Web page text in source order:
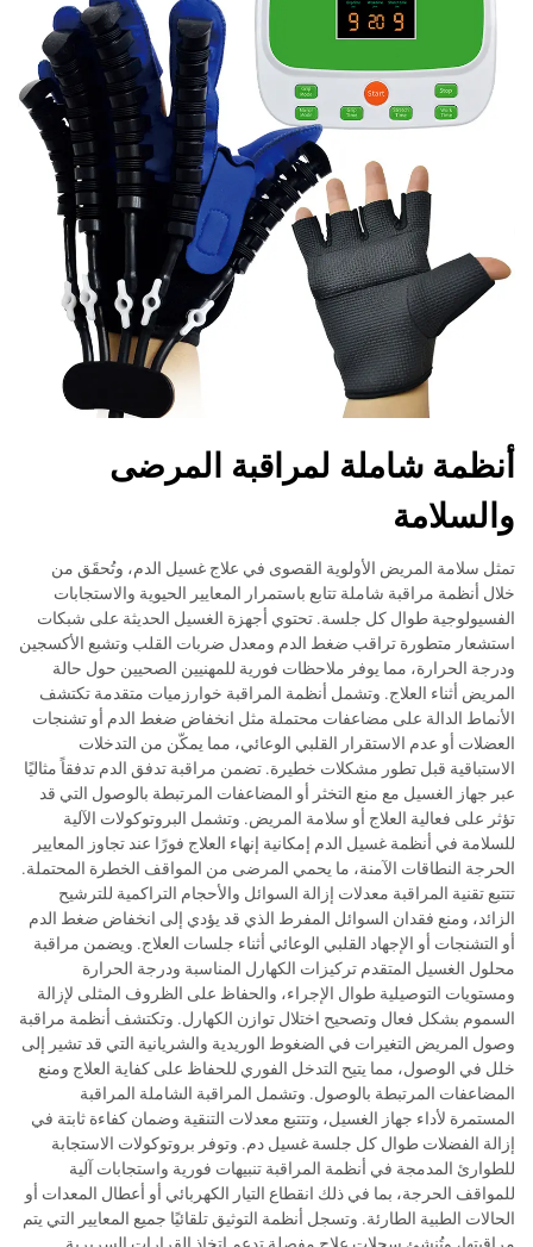
أنظمة شاملة لمراقبة المرضى
والسلامة
تمثل سلامة المريض الأولوية القصوى في علاج غسيل الدم، وتُحقَق من
خلال أنظمة مراقبة شاملة تتابع باستمرار المعايير الحيوية والاستجابات
الفسيولوجية طوال كل جلسة. تحتوي أجهزة الغسيل الحديثة على شبكات
استشعار متطورة تراقب ضغط الدم ومعدل ضربات القلب وتشبع الأكسجين
ودرجة الحرارة، مما يوفر ملاحظات فورية للمهنيين الصحيين حول حالة
المريض أثناء العلاج. وتشمل أنظمة المراقبة خوارزميات متقدمة تكتشف
الأنماط الدالة على مضاعفات محتملة مثل انخفاض ضغط الدم أو تشنجات
العضلات أو عدم الاستقرار القلبي الوعائي، مما يمكّن من التدخلات
الاستباقية قبل تطور مشكلات خطيرة. تضمن مراقبة تدفق الدم تدفقاً مثاليًا
عبر جهاز الغسيل مع منع التخثر أو المضاعفات المرتبطة بالوصول التي قد
تؤثر على فعالية العلاج أو سلامة المريض. وتشمل البروتوكولات الآلية
للسلامة في أنظمة غسيل الدم إمكانية إنهاء العلاج فورًا عند تجاوز المعايير
الحرجة النطاقات الآمنة، ما يحمي المرضى من المواقف الخطرة المحتملة.
تتتبع تقنية المراقبة معدلات إزالة السوائل والأحجام التراكمية للترشيح
الزائد، ومنع فقدان السوائل المفرط الذي قد يؤدي إلى انخفاض ضغط الدم
أو التشنجات أو الإجهاد القلبي الوعائي أثناء جلسات العلاج. ويضمن مراقبة
محلول الغسيل المتقدم تركيزات الكهارل المناسبة ودرجة الحرارة
ومستويات التوصيلية طوال الإجراء، والحفاظ على الظروف المثلى لإزالة
السموم بشكل فعال وتصحيح اختلال توازن الكهارل. وتكتشف أنظمة مراقبة
وصول المريض التغيرات في الضغوط الوريدية والشريانية التي قد تشير إلى
خلل في الوصول، مما يتيح التدخل الفوري للحفاظ على كفاية العلاج ومنع
المضاعفات المرتبطة بالوصول. وتشمل المراقبة الشاملة المراقبة
المستمرة لأداء جهاز الغسيل، وتتتبع معدلات التنقية وضمان كفاءة ثابتة في
إزالة الفضلات طوال كل جلسة غسيل دم. وتوفر بروتوكولات الاستجابة
للطوارئ المدمجة في أنظمة المراقبة تنبيهات فورية واستجابات آلية
للمواقف الحرجة، بما في ذلك انقطاع التيار الكهربائي أو أعطال المعدات أو
الحالات الطبية الطارئة. وتسجل أنظمة التوثيق تلقائيًا جميع المعايير التي يتم
مراقبتها، وتُنشئ سجلات علاج مفصلة تدعم اتخاذ القرارات السريرية